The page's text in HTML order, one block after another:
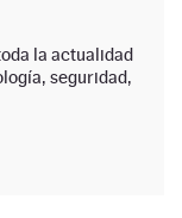
la actualidad
seguridad,